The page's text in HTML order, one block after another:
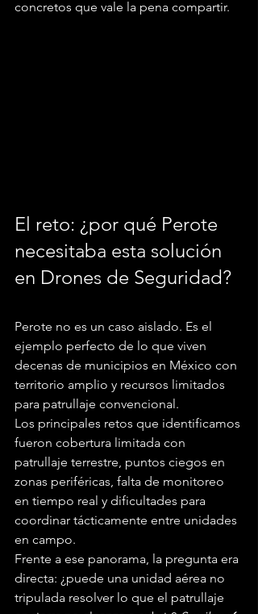
concretos que vale la pena compartir.
El reto: ¿por qué Perote
necesitaba esta solución
en Drones de Seguridad?
Perote no es un caso aislado. Es el
ejemplo perfecto de lo que viven
decenas de municipios en México con
territorio amplio y recursos limitados
para patrullaje convencional.
Los principales retos que identificamos
fueron cobertura limitada con
patrullaje terrestre, puntos ciegos en
zonas periféricas, falta de monitoreo
en tiempo real y dificultades para
coordinar tácticamente entre unidades
en campo.
Frente a ese panorama, la pregunta era
directa: ¿puede una unidad aérea no
tripulada resolver lo que el patrullaje